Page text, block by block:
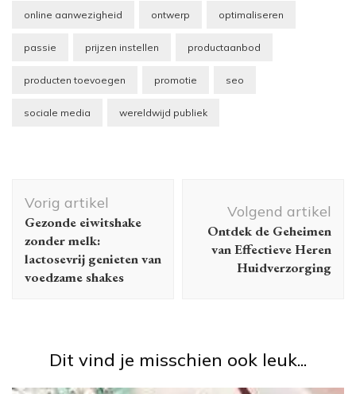
online aanwezigheid ontwerp optimaliseren
passie prijzen instellen productaanbod
producten toevoegen promotie seo
sociale media wereldwijd publiek
Vorig artikel
Gezonde eiwitshake
zonder melk:
lactosevrij genieten van
voedzame shakes
Volgend artikel
Ontdek de Geheimen
van Effectieve Heren
Huidverzorging
Dit vind je misschien ook leuk...